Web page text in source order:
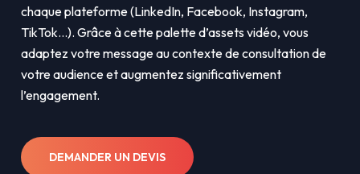
chaque plateforme (LinkedIn, Facebook, Instagram,
TikTok…). Grâce à cette palette d’assets vidéo, vous
adaptez votre message au contexte de consultation de
votre audience et augmentez significativement
l’engagement.
DEMANDER UN DEVIS